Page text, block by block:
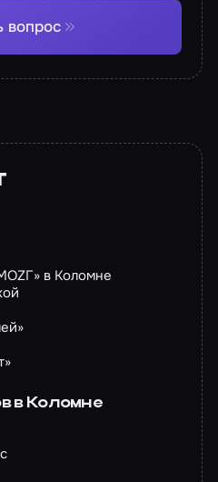
вопрос
в Коломне
в Коломне